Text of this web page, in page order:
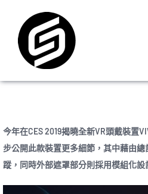
content
iPhone 回收價
線上商城
3C租賃
今年在CES 2019揭曉全新VR頭戴裝置
步公開此款裝置更多細節，其中藉由
蹤，同時外部遮罩部分則採用模組化